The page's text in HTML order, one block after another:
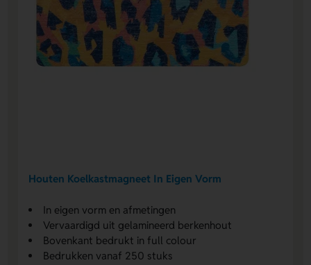
Houten Koelkastmagneet In Eigen Vorm
In eigen vorm en afmetingen
Vervaardigd uit gelamineerd berkenhout
Bovenkant bedrukt in full colour
Bedrukken vanaf 250 stuks